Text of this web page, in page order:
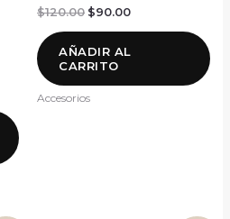
$120.00 $90.00
AÑADIR AL
CARRITO
Accesorios